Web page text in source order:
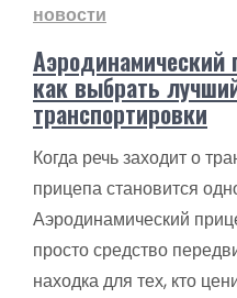
новости
Аэродинамический
как выбрать
транспортировки
Когда речь заходит о
прицепа становится
Аэродинамический
просто средство
находка для тех, кто